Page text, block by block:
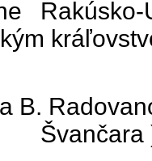
B.
Švančara